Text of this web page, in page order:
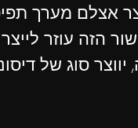
מערך תפיסתי
הזה עוזר
סוג של